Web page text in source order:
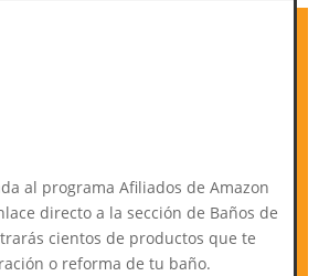
al programa Afiliados de Amazon
directo a la sección de Baños de
cientos de productos que te
o reforma de tu baño.